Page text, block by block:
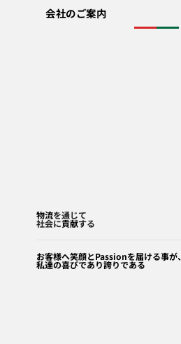
会社のご案内
物流を通じて
社会に貢献する
お客様へ笑顔とPassionを届ける事が、
私達の喜びであり誇りである